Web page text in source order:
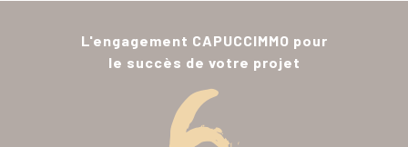
L'engagement CAPUCCIMMO pour
le succès de votre projet